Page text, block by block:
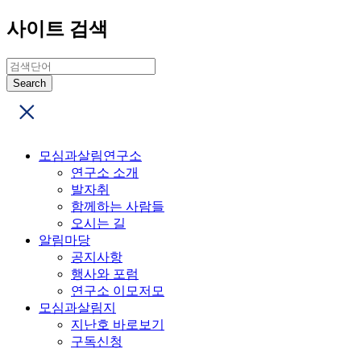
사이트 검색
모심과살림연구소
연구소 소개
발자취
함께하는 사람들
오시는 길
알림마당
공지사항
행사와 포럼
연구소 이모저모
모심과살림지
지난호 바로보기
구독신청